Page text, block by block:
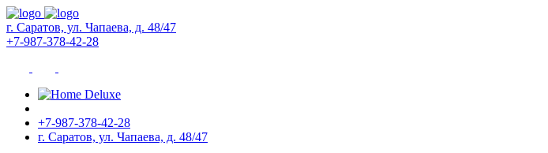
г. Саратов, ул. Чапаева, д. 48/47
+7-987-378-42-28
+7-987-378-42-28
г. Саратов, ул. Чапаева, д. 48/47